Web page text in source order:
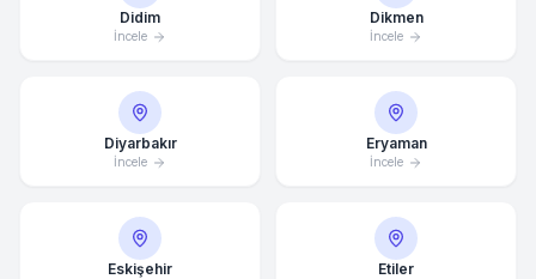
Didim
İncele
Dikmen
İncele
Diyarbakır
İncele
Eryaman
İncele
Eskişehir Etiler